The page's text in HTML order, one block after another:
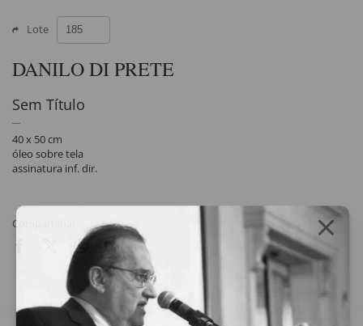
Lote
DANILO DI PRETE
Sem Título
40 x 50 cm
óleo sobre tela
assinatura inf. dir.
Compartilhar